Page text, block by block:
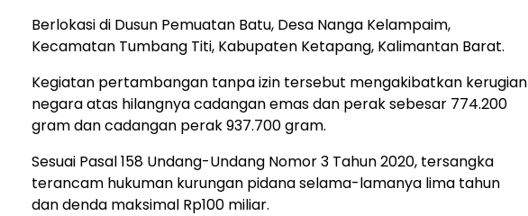
Berlokasi di Dusun Pemuatan Batu, Desa Nanga Kelampaim,
Kecamatan Tumbang Titi, Kabupaten Ketapang, Kalimantan Barat.
Kegiatan pertambangan tanpa izin tersebut mengakibatkan kerugian
negara atas hilangnya cadangan emas dan perak sebesar 774.200
gram dan cadangan perak 937.700 gram.
Sesuai Pasal 158 Undang-Undang Nomor 3 Tahun 2020, tersangka
terancam hukuman kurungan pidana selama-lamanya lima tahun
dan denda maksimal Rp100 miliar.